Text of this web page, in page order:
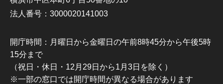
法人番号：3000020141003
開庁時間：月曜日から金曜日の午前8時45分から午後5時
15分まで
（祝日・休日・12月29日から1月3日を除く）
※一部の窓口では開庁時間が異なる場合があります